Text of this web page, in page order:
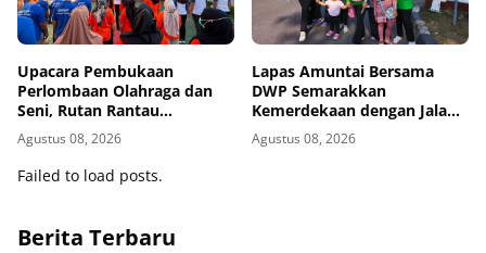
Upacara Pembukaan
Perlombaan Olahraga dan
Seni, Rutan Rantau
Semarakkan HUT ke-81
Kemerdekaan RI
Agustus 08, 2026
Lapas Amuntai Bersama
DWP Semarakkan
Kemerdekaan dengan Jalan
Santai dan Bakti Sosial
Agustus 08, 2026
Failed to load posts.
Berita Terbaru